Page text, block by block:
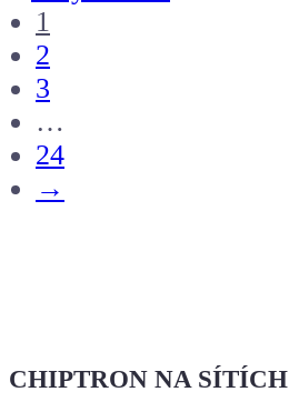
1
2
3
…
24
→
CHIPTRON NA SÍTÍCH